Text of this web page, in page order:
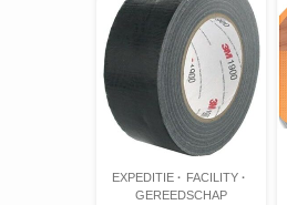
EXPEDITIE
FACILITY
GEREEDSCHAP